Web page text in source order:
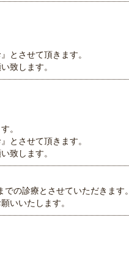
とさせて頂きます。
致します。
。
とさせて頂きます。
致します。
の診療とさせていただきます。
いいたします。